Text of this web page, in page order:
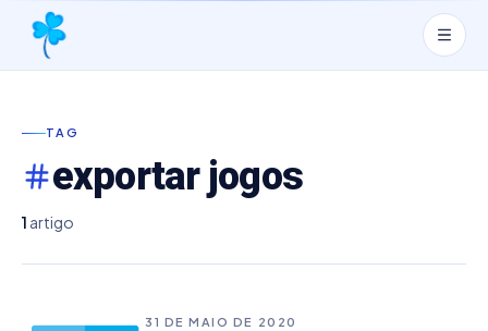
TAG
exportar jogos
1 artigo
31 DE MAIO DE 2020